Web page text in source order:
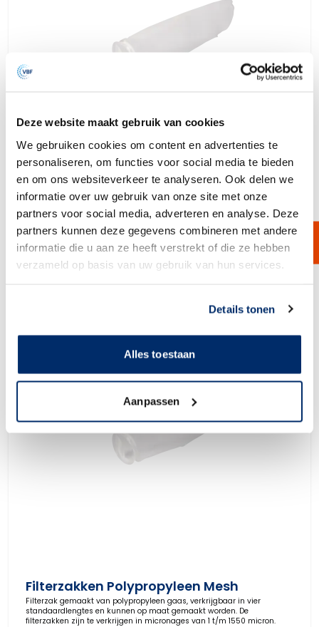
Deze website maakt gebruik van cookies
We gebruiken cookies om content en advertenties te
personaliseren, om functies voor social media te bieden
en om ons websiteverkeer te analyseren. Ook delen we
informatie over uw gebruik van onze site met onze
partners voor social media, adverteren en analyse. Deze
partners kunnen deze gegevens combineren met andere
informatie die u aan ze heeft verstrekt of die ze hebben
verzameld op basis van uw gebruik van hun services.
Details tonen
Alles toestaan
Aanpassen
Filterzakken Nylon mesh
Nylon filterzakken, gemaakt van gaasmateriaal, zijn verkrijgbaar in
vier verschillende maten en met fijnheden van 1 tot 1550 micron.
Bekijk product
Filterzakken Polypropyleen Mesh
Filterzak gemaakt van polypropyleen gaas, verkrijgbaar in vier
standaardlengtes en kunnen op maat gemaakt worden. De
filterzakken zijn te verkrijgen in micronages van 1 t/m 1550 micron.